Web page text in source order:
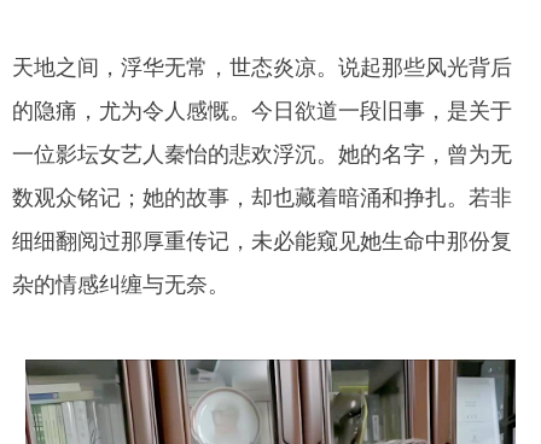
天地之间，浮华无常，世态炎凉。说起那些风光背后
的隐痛，尤为令人感慨。今日欲道一段旧事，是关于
一位影坛女艺人秦怡的悲欢浮沉。她的名字，曾为无
数观众铭记；她的故事，却也藏着暗涌和挣扎。若非
细细翻阅过那厚重传记，未必能窥见她生命中那份复
杂的情感纠缠与无奈。